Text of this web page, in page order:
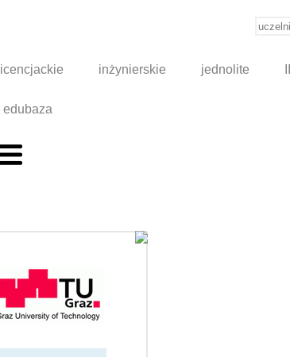
licencjackie inżynierskie jednolite
edubaza